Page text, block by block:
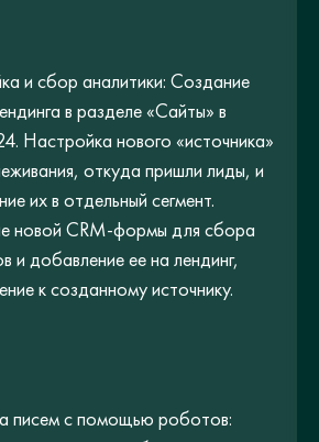
и сбор аналитики: Создание
в разделе «Сайты» в
Настройка нового «источника»
откуда пришли лиды, и
их в отдельный сегмент.
новой CRM-формы для сбора
и добавление ее на лендинг,
к созданному источнику.
писем с помощью роботов: